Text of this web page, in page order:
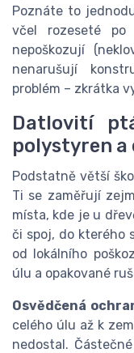
Poznáte to
včel rozeseté
nepoškozují
nenarušují
problém – zkrátka
Datlovití
polystyren a
Podstatně větší
Ti se zaměřují
místa, kde je u
či spoj, do kterého
od lokálního
úlu a opakované
Osvědčená
celého úlu až k
nedostal.